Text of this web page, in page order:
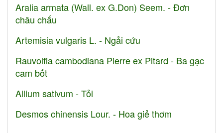
Aralia armata (Wall. ex G.Don) Seem. - Đơn
châu chấu
Artemisia vulgaris L. - Ngải cứu
Rauvolfia cambodiana Pierre ex Pitard - Ba gạc
cam bốt
Allium sativum - Tỏi
Desmos chinensis Lour. - Hoa giẻ thơm